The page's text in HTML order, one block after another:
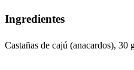
Ingredientes
Castañas de cajú (anacardos), 30